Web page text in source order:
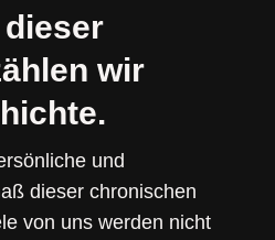
wir
und
dieser chronischen
von uns werden nicht